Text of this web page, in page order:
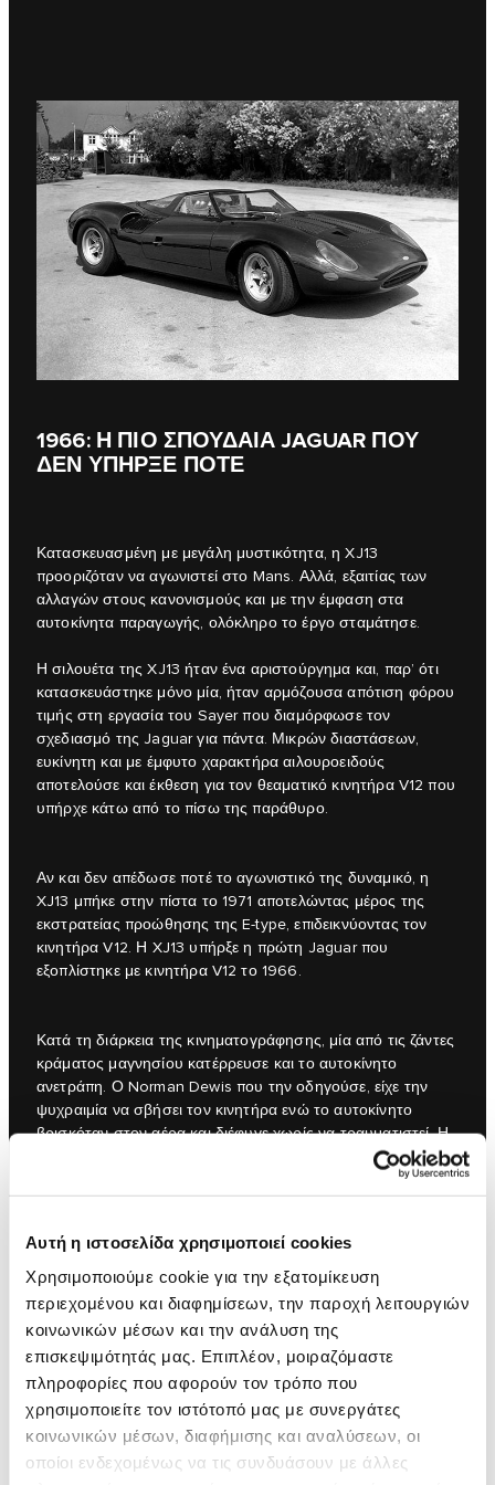
Αυτή η ιστοσελίδα χρησιμοποιεί cookies
Χρησιμοποιούμε cookie για την εξατομίκευση
περιεχομένου και διαφημίσεων, την παροχή λειτουργιών
κοινωνικών μέσων και την ανάλυση της
επισκεψιμότητάς μας. Επιπλέον, μοιραζόμαστε
πληροφορίες που αφορούν τον τρόπο που
χρησιμοποιείτε τον ιστότοπό μας με συνεργάτες
κοινωνικών μέσων, διαφήμισης και αναλύσεων, οι
οποίοι ενδεχομένως να τις συνδυάσουν με άλλες
1966: Η ΠΙΟ ΣΠΟΥΔΑΙΑ JAGUAR ΠΟΥ
ΔΕΝ ΥΠΗΡΞΕ ΠΟΤΕ
Κατασκευασμένη με μεγάλη μυστικότητα, η XJ13
προοριζόταν να αγωνιστεί στο Mans. Αλλά, εξαιτίας των
αλλαγών στους κανονισμούς και με την έμφαση στα
αυτοκίνητα παραγωγής, ολόκληρο το έργο σταμάτησε.
Η σιλουέτα της XJ13 ήταν ένα αριστούργημα και, παρ’ ότι
κατασκευάστηκε μόνο μία, ήταν αρμόζουσα απότιση φόρου
τιμής στη εργασία του Sayer που διαμόρφωσε τον
σχεδιασμό της Jaguar για πάντα. Μικρών διαστάσεων,
ευκίνητη και με έμφυτο χαρακτήρα αιλουροειδούς
αποτελούσε και έκθεση για τον θεαματικό κινητήρα V12 που
υπήρχε κάτω από το πίσω της παράθυρο.
Αν και δεν απέδωσε ποτέ το αγωνιστικό της δυναμικό, η
XJ13 μπήκε στην πίστα το 1971 αποτελώντας μέρος της
εκστρατείας προώθησης της E‑type, επιδεικνύοντας τον
κινητήρα V12. Η XJ13 υπήρξε η πρώτη Jaguar που
εξοπλίστηκε με κινητήρα V12 το 1966.
Κατά τη διάρκεια της κινηματογράφησης, μία από τις ζάντες
κράματος μαγνησίου κατέρρευσε και το αυτοκίνητο
ανετράπη. Ο Norman Dewis που την οδηγούσε, είχε την
ψυχραιμία να σβήσει τον κινητήρα ενώ το αυτοκίνητο
βρισκόταν στον αέρα και διέφυγε χωρίς να τραυματιστεί. Η
XJ13 ανακατασκευάστηκε και σώζεται σήμερα ως η
περισσότερο ανεκτίμητη, ίσως και η πιο όμορφη, Jaguar